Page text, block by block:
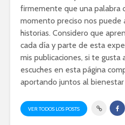
firmemente que una palabra
momento preciso nos puede
historias. Considero que
cada día y parte de esta
mis publicaciones, si te gusta
escuches en esta página
aportando juntos al
VER TODOS LOS POSTS